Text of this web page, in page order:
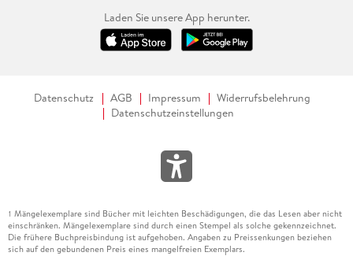
Laden Sie unsere App herunter.
Datenschutz AGB Impressum
Widerrufsbelehrung
Datenschutzeinstellungen
1 Mängelexemplare sind Bücher mit leichten Beschädigungen, die das Lesen aber nicht
einschränken. Mängelexemplare sind durch einen Stempel als solche gekennzeichnet.
Die frühere Buchpreisbindung ist aufgehoben. Angaben zu Preissenkungen beziehen
sich auf den gebundenen Preis eines mangelfreien Exemplars.